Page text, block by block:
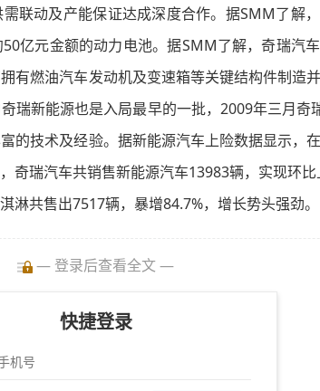
联动及产能保证达成深度合作。据SMM了解
亿元金额的动力电池。据SMM了解，奇瑞汽
有燃油汽车发动机及变速箱等关键结构件制造
瑞新能源也是入局最早的一批，2009年三月奇
的技术及经验。据新能源汽车上险数据显示，
奇瑞汽车共销售新能源汽车13983辆，实现环
淋共售出7517辆，暴增84.7%，增长势头强劲。
— 登录后查看全文 —
快捷登录